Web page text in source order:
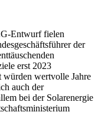
Entwurf fielen
der
erst 2023
würden wertvolle Jahre
auch der
bei der Solarenergie